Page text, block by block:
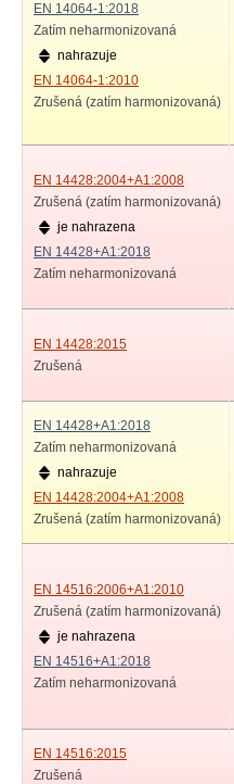
EN 14064-1:2018
Zatím neharmonizovaná
nahrazuje
EN 14064-1:2010
Zrušená (zatím harmonizovaná)
EN 14428:2004+A1:2008
Zrušená (zatím harmonizovaná)
je nahrazena
EN 14428+A1:2018
Zatím neharmonizovaná
EN 14428:2015
Zrušená
EN 14428+A1:2018
Zatím neharmonizovaná
nahrazuje
EN 14428:2004+A1:2008
Zrušená (zatím harmonizovaná)
EN 14516:2006+A1:2010
Zrušená (zatím harmonizovaná)
je nahrazena
EN 14516+A1:2018
Zatím neharmonizovaná
EN 14516:2015
Zrušená